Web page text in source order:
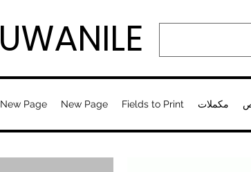
UWANILE
New Page New Page Fields to Print مكملات